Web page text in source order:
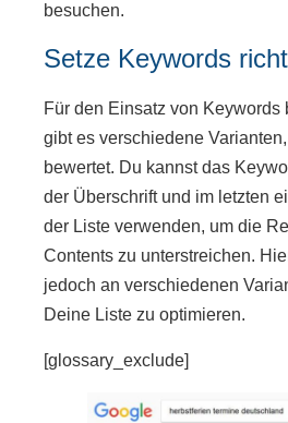
besuchen.
Setze Keywords
Für den Einsatz von Keywords
gibt es verschiedene
bewertet. Du kannst das
der Überschrift und im letzten
der Liste verwenden, um die
Contents zu unterstreichen.
jedoch an verschiedenen
Deine Liste zu optimieren.
[glossary_exclude]